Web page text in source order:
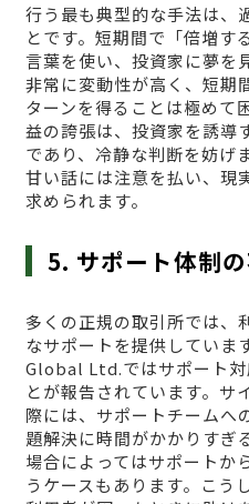
行う最も典型的な手法は、
とです。短期間で「倍増す
言葉を使い、投資家に夢を
非常に変動性が高く、短期
ターンを得ることは極めて
益の誇張は、投資家を誘導
であり、冷静な判断を妨げ
甘い話には注意を払い、現
求められます。
5. サポート体制
多くの正規の取引所では、
なサポートを提供してい
Global Ltd.ではサポート対
とが報告されています。サ
際には、サポートチームへ
題解決に時間がかかりすぎ
場合によってはサポートか
うケースもあります。こう